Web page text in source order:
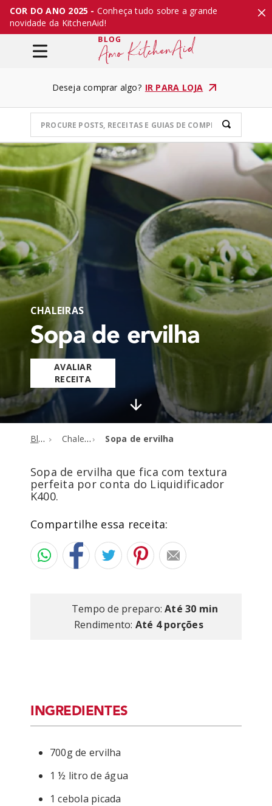
COR DO ANO 2025 - Conheça tudo sobre a grande
novidade da KitchenAid!
Deseja comprar algo? IR PARA LOJA
CHALEIRAS
Sopa de ervilha
AVALIAR
RECEITA
Blog Chaleiras Sopa de ervilha
Sopa de ervilha que fica com textura
perfeita por conta do Liquidificador
K400.
Compartilhe essa receita:
Tempo de preparo: Até 30 min
Rendimento: Até 4 porções
INGREDIENTES
700g de ervilha
1 ½ litro de água
1 cebola picada